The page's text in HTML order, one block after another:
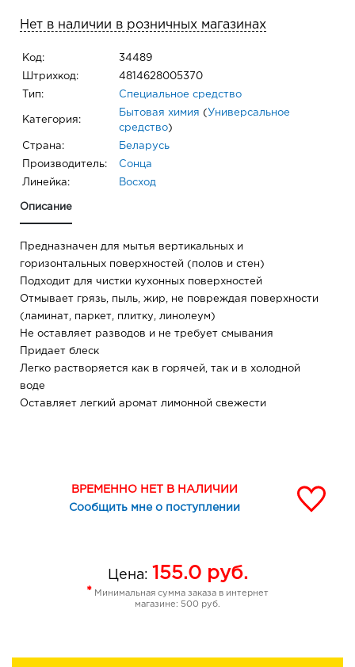
Нет в наличии в розничных магазинах
Код: 34489
Штрихкод: 4814628005370
Тип: Специальное средство
Категория:
Бытовая химия ( Универсальное
средство)
Страна: Беларусь
Производитель: Сонца
Линейка: Восход
Описание
Предназначен для мытья вертикальных и
горизонтальных поверхностей (полов и стен)
Подходит для чистки кухонных поверхностей
Отмывает грязь, пыль, жир, не повреждая поверхности
(ламинат, паркет, плитку, линолеум)
Не оставляет разводов и не требует смывания
Придает блеск
Легко растворяется как в горячей, так и в холодной
воде
Оставляет легкий аромат лимонной свежести
ВРЕМЕННО НЕТ В НАЛИЧИИ
Сообщить мне о поступлении
Цена: 155.0руб.
* Минимальная сумма заказа в интернет
магазине: 500 руб.